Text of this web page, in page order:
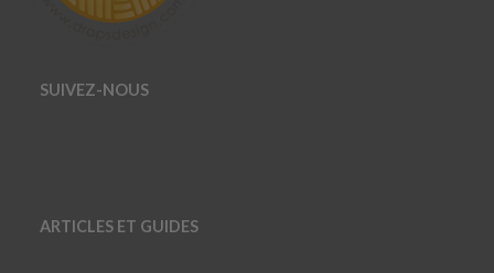
SUIVEZ-NOUS
ARTICLES ET GUIDES